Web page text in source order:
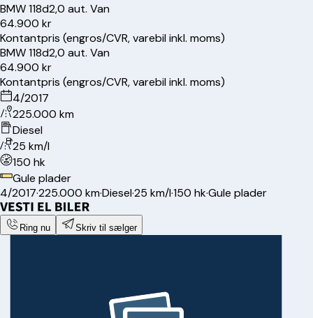
BMW118d2,0 aut. Van
64.900 kr
Kontantpris (engros/CVR, varebil inkl. moms)
BMW118d2,0 aut. Van
64.900 kr
Kontantpris (engros/CVR, varebil inkl. moms)
4/2017
225.000 km
Diesel
25 km/l
150 hk
Gule plader
4/2017·225.000 km·Diesel·25 km/l·150 hk·Gule plader
Ring nu Skriv til sælger